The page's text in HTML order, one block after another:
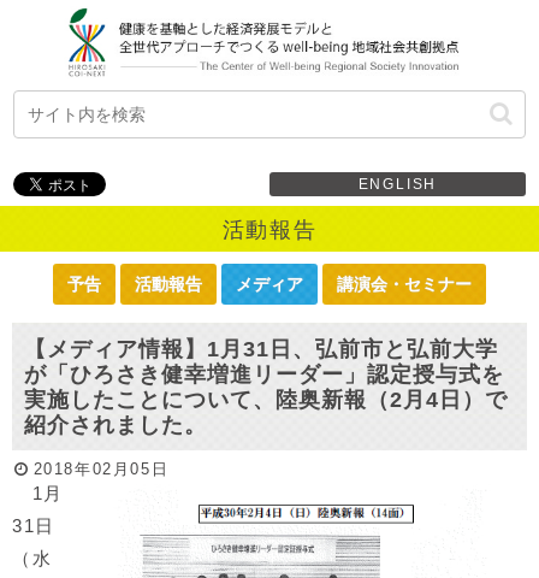
ENGLISH
活動報告
予告 活動報告 メディア 講演会・セミナー
【メディア情報】1月31日、弘前市と弘前大学
が「ひろさき健幸増進リーダー」認定授与式を
実施したことについて、陸奥新報（2月4日）で
紹介されました。
2018年02月05日
1月
31日
（水